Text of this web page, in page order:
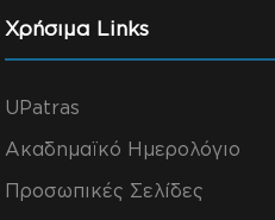
Χρήσιμα Links
UPatras
Ακαδημαϊκό Ημερολόγιο
Προσωπικές Σελίδες